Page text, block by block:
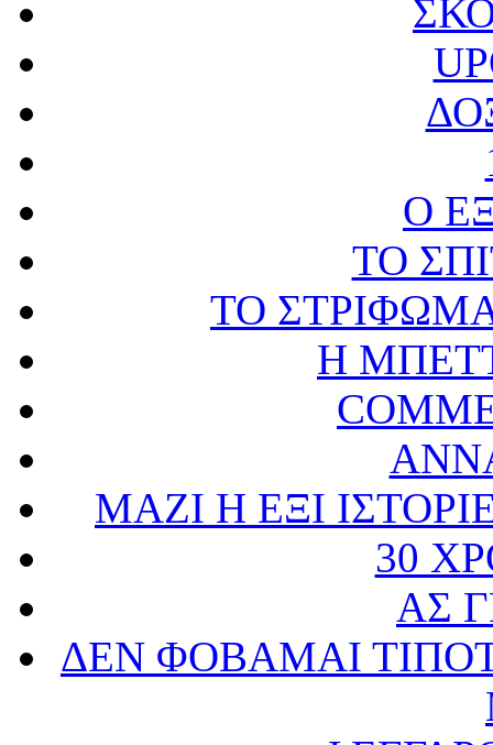
Ο
ΤΟ
ΤΟ ΣΤΡΙΦΩΜΑ
Η
ΜΑΖΙ Η ΕΞΙ
30
ΑΣ
ΔΕΝ ΦΟΒΑΜΑΙ